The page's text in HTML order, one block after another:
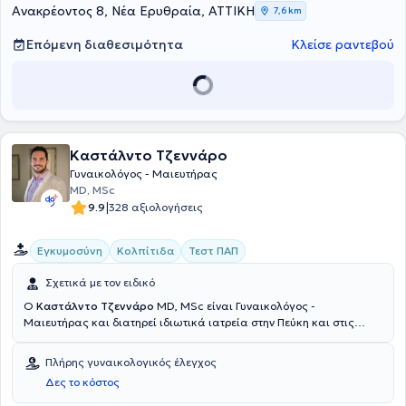
Ανακρέοντος 8, Νέα Ερυθραία, ΑΤΤΙΚΗ 7,6 km
Επόμενη διαθεσιμότητα Κλείσε ραντεβού
Καστάλντο Τζεννάρο
Γυναικολόγος - Μαιευτήρας
MD, MSc
9.9|328 αξιολογήσεις
Εγκυμοσύνη Κολπίτιδα Τεστ ΠΑΠ
Σχετικά με τον ειδικό
Ο Καστάλντο Τζεννάρο MD, MSc είναι Γυναικολόγος -
Μαιευτήρας και διατηρεί ιδιωτικά ιατρεία στην Πεύκη και στις
Πανεπιστημίου της Νάπολης “Federico II” στην Ιταλία και απέκτησε
την ειδίκευσή του στη Γυναικολογική - Μαιευτική Χειρουργική στο
Πανεπιστημιακό Νοσοκομείο της Νάπολης. Επιπλέον, διαθέτει
Πλήρης γυναικολογικός έλεγχος
Δες το κόστος